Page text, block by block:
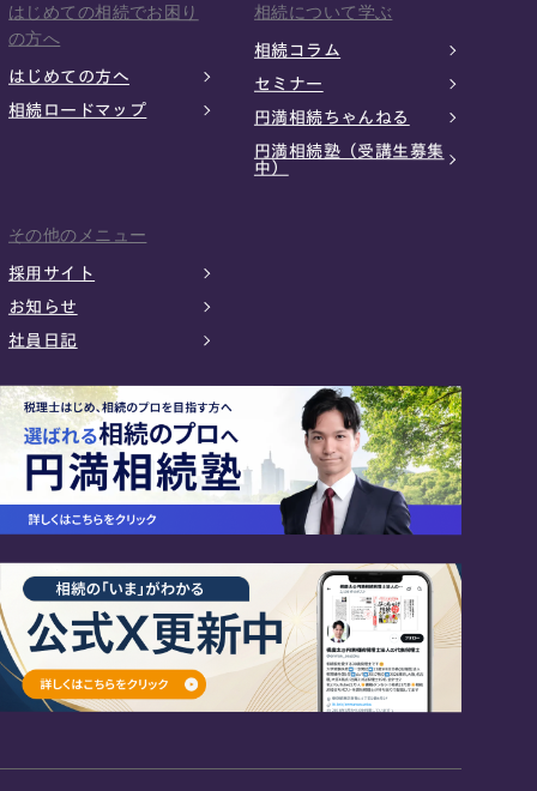
はじめての相続でお困り
の方へ
はじめての方へ
相続ロードマップ
相続について学ぶ
相続コラム
セミナー
円満相続ちゃんねる
円満相続塾（受講生募集
中）
その他のメニュー
採用サイト
お知らせ
社員日記